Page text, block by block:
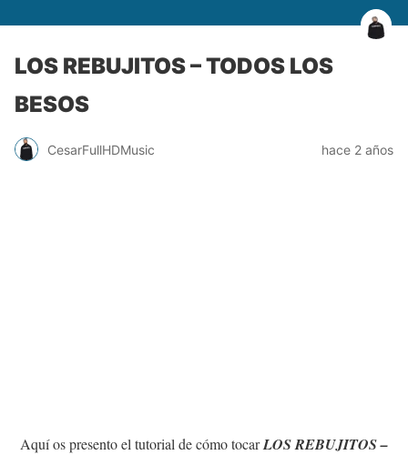
LOS REBUJITOS – TODOS LOS
BESOS
CesarFullHDMusic hace 2 años
Aquí os presento el tutorial de cómo tocarLOS REBUJITOS –